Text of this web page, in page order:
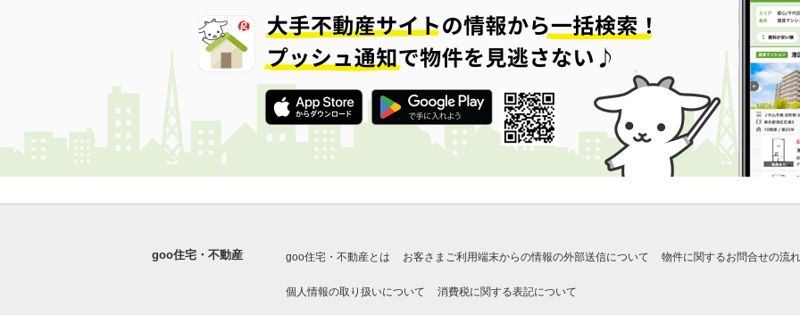
goo住宅・不動産 goo住宅・不動産とは お客さまご利用端末からの情報の外部送信について 物件に関するお問合せの流れ
個人情報の取り扱いについて 消費税に関する表記について